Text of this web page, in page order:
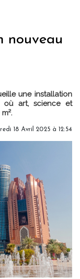
nouveau
une installation
où art, science et
18 Avril 2025 à 12:54